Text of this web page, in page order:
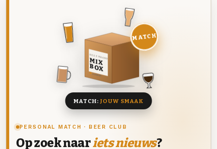
PERSONAL MATCH · BEER CLUB
Op zoek naariets nieuws?
DEZE MAAND
MIX
BOX
8 BIEREN
MATCH
MATCH:JOUW SMAAK